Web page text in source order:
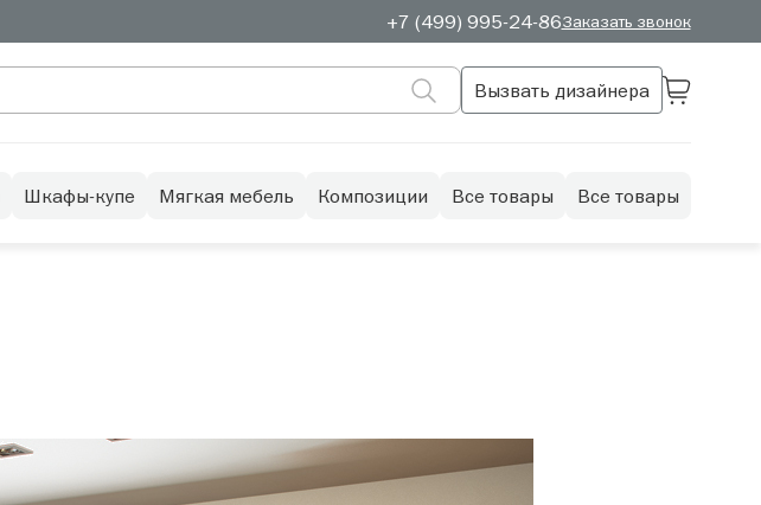
+7 (499) 995-24-86Заказать звонок
Вызвать дизайнера
Шкафы-купе Мягкая мебель Композиции Все товары Все товары